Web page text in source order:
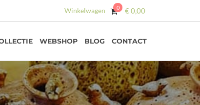
Winkelwagen 0 €0,00
WEBSHOP BLOG CONTACT